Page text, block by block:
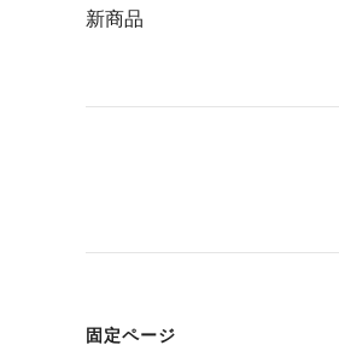
新商品
固定ページ